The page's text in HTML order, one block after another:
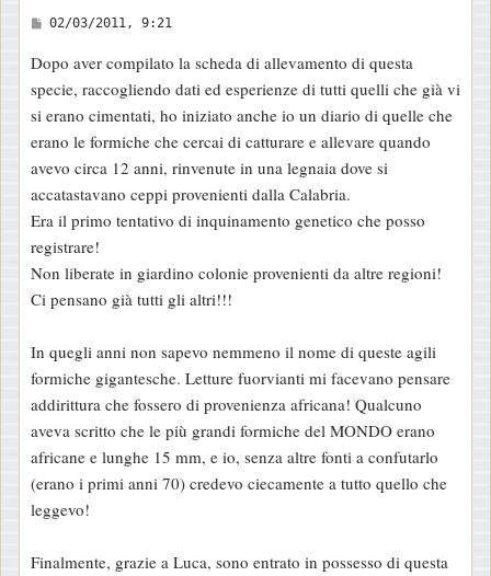
M
s
s
a
g
g
i
o
02/03/2011, 9:21
Dopo aver compilato la scheda di allevamento di questa
specie, raccogliendo dati ed esperienze di tutti quelli che già vi
si erano cimentati, ho iniziato anche io un diario di quelle che
erano le formiche che cercai di catturare e allevare quando
avevo circa 12 anni, rinvenute in una legnaia dove si
accatastavano ceppi provenienti dalla Calabria.
Era il primo tentativo di inquinamento genetico che posso
registrare!
Non liberate in giardino colonie provenienti da altre regioni!
Ci pensano già tutti gli altri!!!
In quegli anni non sapevo nemmeno il nome di queste agili
formiche gigantesche. Letture fuorvianti mi facevano pensare
addirittura che fossero di provenienza africana! Qualcuno
aveva scritto che le più grandi formiche del MONDO erano
africane e lunghe 15 mm, e io, senza altre fonti a confutarlo
(erano i primi anni 70) credevo ciecamente a tutto quello che
leggevo!
Finalmente, grazie a Luca, sono entrato in possesso di questa